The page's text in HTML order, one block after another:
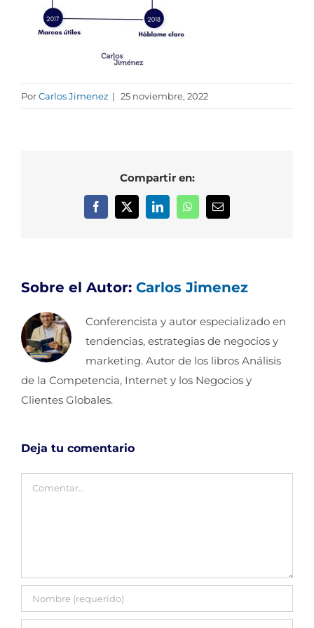
PorCarlos Jimenez | 25 noviembre, 2022
Compartir en:
Facebook
X LinkedInWhatsAppCorreo
Sobre el Autor: Carlos Jimenez
Conferencista y autor especializado en
tendencias, estrategias de negocios y
marketing. Autor de los libros Análisis
de la Competencia, Internet y los Negocios y
Clientes Globales.
Deja tu comentario
Comentar